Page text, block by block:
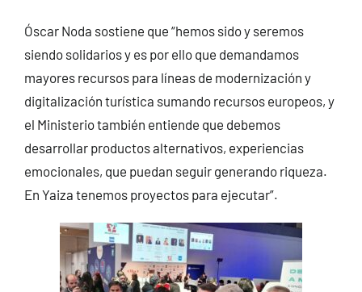
Óscar Noda sostiene que “hemos sido y seremos
siendo solidarios y es por ello que demandamos
mayores recursos para líneas de modernización y
digitalización turística sumando recursos europeos, y
el Ministerio también entiende que debemos
desarrollar productos alternativos, experiencias
emocionales, que puedan seguir generando riqueza.
En Yaiza tenemos proyectos para ejecutar”.